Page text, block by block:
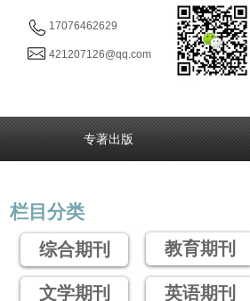
17076462629
421207126@qq.com
专著出版
文学期刊
栏目分类
综合期刊 教育期刊
英语期刊